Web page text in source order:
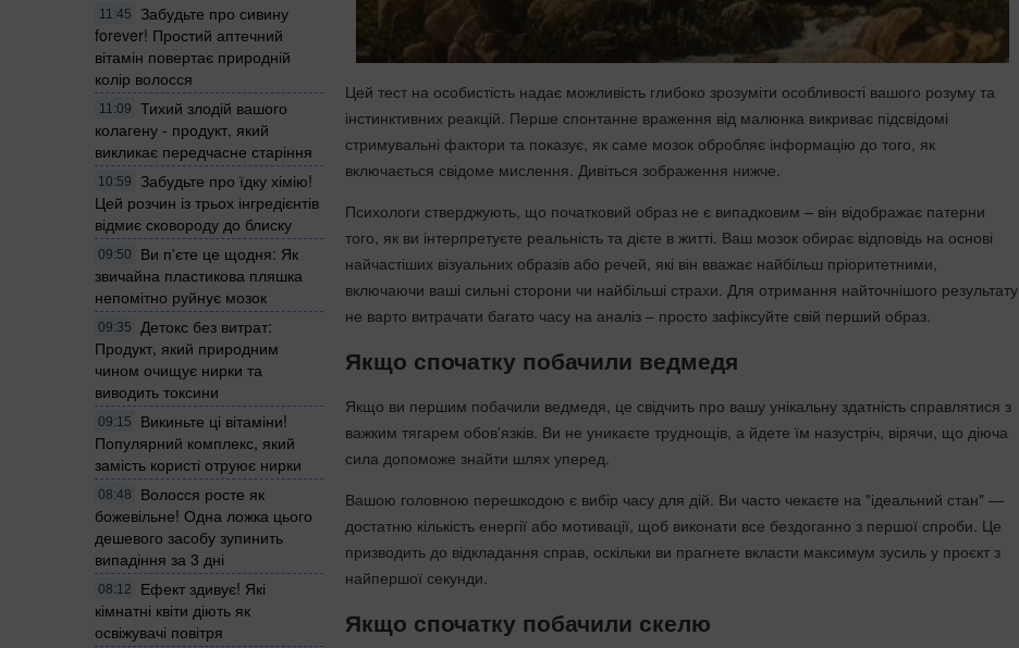
11:45
Забудьте про сивину
forever! Простий аптечний
вітамін повертає природній
колір волосся
11:09
Тихий злодій вашого
колагену - продукт, який
викликає передчасне старіння
10:59
Забудьте про їдку хімію!
Цей розчин із трьох інгредієнтів
відмиє сковороду до блиску
09:50
Ви п'єте це щодня: Як
звичайна пластикова пляшка
непомітно руйнує мозок
09:35
Детокс без витрат:
Продукт, який природним
чином очищує нирки та
виводить токсини
09:15
Викиньте ці вітаміни!
Популярний комплекс, який
замість користі отруює нирки
08:48
Волосся росте як
божевільне! Одна ложка цього
дешевого засобу зупинить
випадіння за 3 дні
08:12
Ефект здивує! Які
кімнатні квіти діють як
освіжувачі повітря
Цей тест на особистість надає можливість глибоко зрозуміти особливості вашого розуму та
інстинктивних реакцій. Перше спонтанне враження від малюнка викриває підсвідомі
стримувальні фактори та показує, як саме мозок обробляє інформацію до того, як
включається свідоме мислення. Дивіться зображення нижче.
Психологи стверджують, що початковий образ не є випадковим – він відображає патерни
того, як ви інтерпретуєте реальність та дієте в житті. Ваш мозок обирає відповідь на основі
найчастіших візуальних образів або речей, які він вважає найбільш пріоритетними,
включаючи ваші сильні сторони чи найбільші страхи. Для отримання найточнішого результату
не варто витрачати багато часу на аналіз – просто зафіксуйте свій перший образ.
Якщо спочатку побачили ведмедя
Якщо ви першим побачили ведмедя, це свідчить про вашу унікальну здатність справлятися з
важким тягарем обов'язків. Ви не уникаєте труднощів, а йдете їм назустріч, вірячи, що діюча
сила допоможе знайти шлях уперед.
Вашою головною перешкодою є вибір часу для дій. Ви часто чекаєте на "ідеальний стан" —
достатню кількість енергії або мотивації, щоб виконати все бездоганно з першої спроби. Це
призводить до відкладання справ, оскільки ви прагнете вкласти максимум зусиль у проєкт з
найпершої секунди.
Якщо спочатку побачили скелю